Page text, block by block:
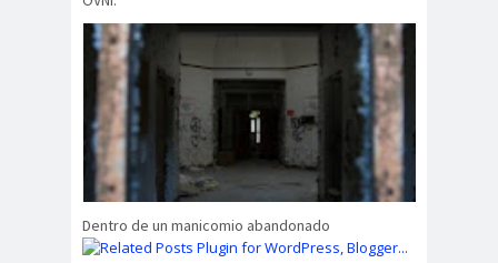
Dentro de un manicomio abandonado